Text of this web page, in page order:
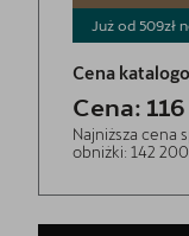
Już od 509zł
Cena
Cena: 116
Najniższa cena
obniżki: 142 200